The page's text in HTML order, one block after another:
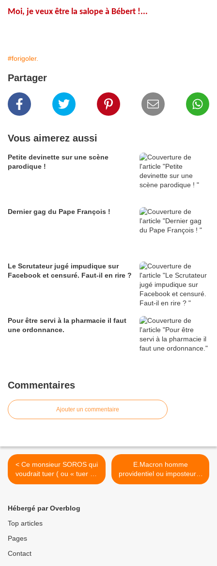
Moi, je veux être la salope à Bébert !...
#forigoler.
Partager
Vous aimerez aussi
Petite devinette sur une scène
parodique !
Dernier gag du Pape François !
Le Scrutateur jugé impudique sur
Facebook et censuré. Faut-il en rire ?
Pour être servi à la pharmacie il faut
une ordonnance.
Commentaires
Ajouter un commentaire
< Ce monsieur SOROS qui
voudrait tuer ( ou « tuer » )
Donald Trump.
E.Macron homme
providentiel ou imposteur ?
>
Hébergé par Overblog
Top articles
Pages
Contact